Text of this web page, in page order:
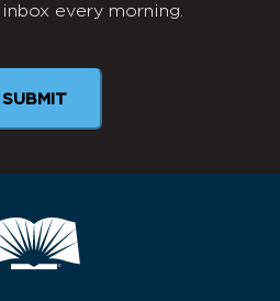
every morning.
SUBMIT